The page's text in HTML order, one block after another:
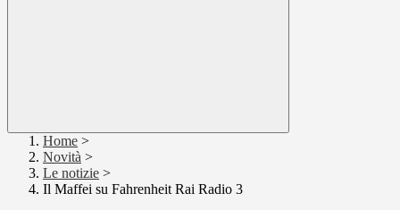
Home >
Novità >
Le notizie >
Il Maffei su Fahrenheit Rai Radio 3